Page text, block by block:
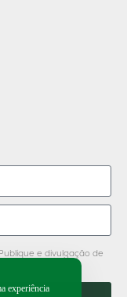
e divulgação de
experiência